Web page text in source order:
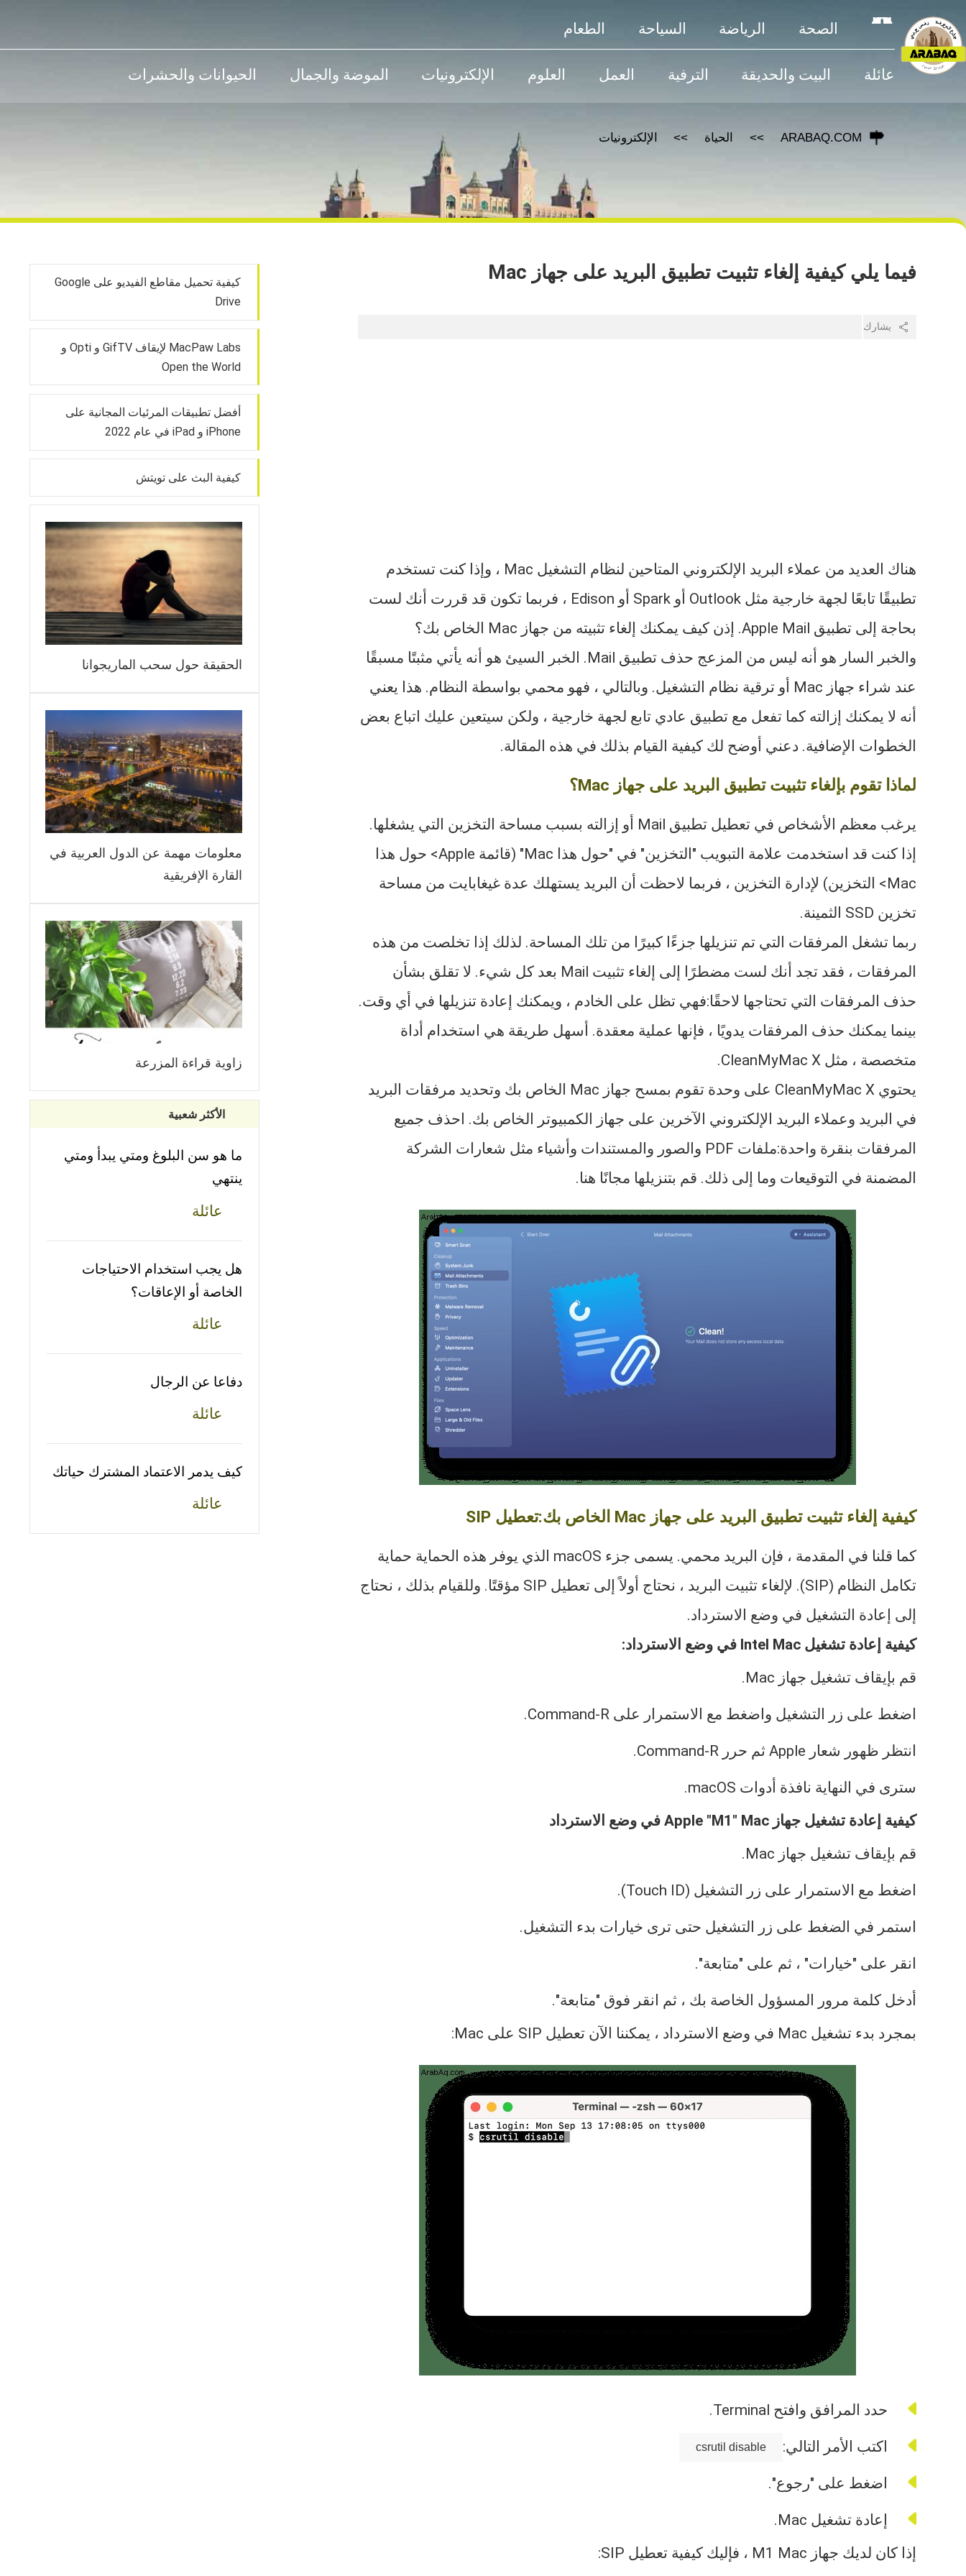
الصحة الرياضة السياحة الطعام
عائلة البيت والحديقة الترفية العمل العلوم الإلكترونيات الموضة والجمال الحيوانات والحشرات
ARABAQ.COM الحياة الإلكترونيات
فيما يلي كيفية إلغاء تثبيت تطبيق البريد على جهاز Mac
يشارك
هناك العديد من عملاء البريد الإلكتروني المتاحين لنظام التشغيل Mac ، وإذا كنت تستخدم
تطبيقًا تابعًا لجهة خارجية مثل Outlook أو Spark أو Edison ، فربما تكون قد قررت أنك لست
بحاجة إلى تطبيق Apple Mail. إذن كيف يمكنك إلغاء تثبيته من جهاز Mac الخاص بك؟
والخبر السار هو أنه ليس من المزعج حذف تطبيق Mail. الخبر السيئ هو أنه يأتي مثبتًا مسبقًا
عند شراء جهاز Mac أو ترقية نظام التشغيل. وبالتالي ، فهو محمي بواسطة النظام. هذا يعني
أنه لا يمكنك إزالته كما تفعل مع تطبيق عادي تابع لجهة خارجية ، ولكن سيتعين عليك اتباع بعض
الخطوات الإضافية. دعني أوضح لك كيفية القيام بذلك في هذه المقالة.
لماذا تقوم بإلغاء تثبيت تطبيق البريد على جهاز Mac؟
يرغب معظم الأشخاص في تعطيل تطبيق Mail أو إزالته بسبب مساحة التخزين التي يشغلها.
إذا كنت قد استخدمت علامة التبويب "التخزين" في "حول هذا Mac" (قائمة Apple> حول هذا
Mac> التخزين) لإدارة التخزين ، فربما لاحظت أن البريد يستهلك عدة غيغابايت من مساحة
تخزين SSD الثمينة.
ربما تشغل المرفقات التي تم تنزيلها جزءًا كبيرًا من تلك المساحة. لذلك إذا تخلصت من هذه
المرفقات ، فقد تجد أنك لست مضطرًا إلى إلغاء تثبيت Mail بعد كل شيء. لا تقلق بشأن
حذف المرفقات التي تحتاجها لاحقًا:فهي تظل على الخادم ، ويمكنك إعادة تنزيلها في أي وقت.
بينما يمكنك حذف المرفقات يدويًا ، فإنها عملية معقدة. أسهل طريقة هي استخدام أداة
متخصصة ، مثل CleanMyMac X.
يحتوي CleanMyMac X على وحدة تقوم بمسح جهاز Mac الخاص بك وتحديد مرفقات البريد
في البريد وعملاء البريد الإلكتروني الآخرين على جهاز الكمبيوتر الخاص بك. احذف جميع
المرفقات بنقرة واحدة:ملفات PDF والصور والمستندات وأشياء مثل شعارات الشركة
المضمنة في التوقيعات وما إلى ذلك. قم بتنزيلها مجانًا هنا.
كيفية إلغاء تثبيت تطبيق البريد على جهاز Mac الخاص بك:تعطيل SIP
كما قلنا في المقدمة ، فإن البريد محمي. يسمى جزء macOS الذي يوفر هذه الحماية حماية
تكامل النظام (SIP). لإلغاء تثبيت البريد ، نحتاج أولاً إلى تعطيل SIP مؤقتًا. وللقيام بذلك ، نحتاج
إلى إعادة التشغيل في وضع الاسترداد.
كيفية إعادة تشغيل Intel Mac في وضع الاسترداد:
قم بإيقاف تشغيل جهاز Mac.
اضغط على زر التشغيل واضغط مع الاستمرار على Command-R.
انتظر ظهور شعار Apple ثم حرر Command-R.
سترى في النهاية نافذة أدوات macOS.
كيفية إعادة تشغيل جهاز Apple "M1" Mac في وضع الاسترداد
قم بإيقاف تشغيل جهاز Mac.
اضغط مع الاستمرار على زر التشغيل (Touch ID).
استمر في الضغط على زر التشغيل حتى ترى خيارات بدء التشغيل.
انقر على "خيارات" ، ثم على "متابعة".
أدخل كلمة مرور المسؤول الخاصة بك ، ثم انقر فوق "متابعة".
بمجرد بدء تشغيل Mac في وضع الاسترداد ، يمكننا الآن تعطيل SIP على Mac:
حدد المرافق وافتح Terminal.
اكتب الأمر التالي: csrutil disable
اضغط على "رجوع".
إعادة تشغيل Mac.
إذا كان لديك جهاز M1 Mac ، فإليك كيفية تعطيل SIP:
كيفية تحميل مقاطع الفيديو على Google
Drive
MacPaw Labs لإيقاف GifTV و Opti و
Open the World
أفضل تطبيقات المرئيات المجانية على
iPhone و iPad في عام 2022
كيفية البث على تويتش
الحقيقة حول سحب الماريجوانا
معلومات مهمة عن الدول العربية في
القارة الإفريقية
زاوية قراءة المزرعة
الأكثر شعبية
ما هو سن البلوغ ومتي يبدأ ومتي
ينتهي
عائلة
هل يجب استخدام الاحتياجات
الخاصة أو الإعاقات؟
عائلة
دفاعا عن الرجال
عائلة
كيف يدمر الاعتماد المشترك حياتك
عائلة